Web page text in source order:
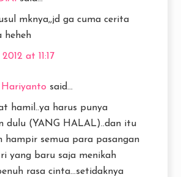
mknya,,jd ga cuma cerita
heheh
at 11:17
Hariyanto said...
hamil..ya harus punya
dulu (YANG HALAL)..dan itu
hampir semua para pasangan
yang baru saja menikah
rasa cinta...setidaknya